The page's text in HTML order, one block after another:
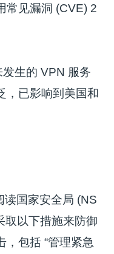
常见漏洞 (CVE) 2
生的 VPN 服务
，已影响到美国和
读国家安全局 (NS
取以下措施来防御
包括 “管理紧急